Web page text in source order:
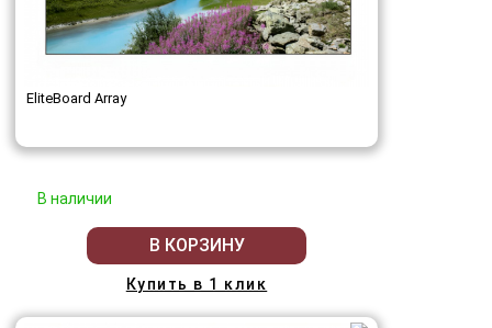
EliteBoard Array
В наличии
В КОРЗИНУ
Купить в 1 клик